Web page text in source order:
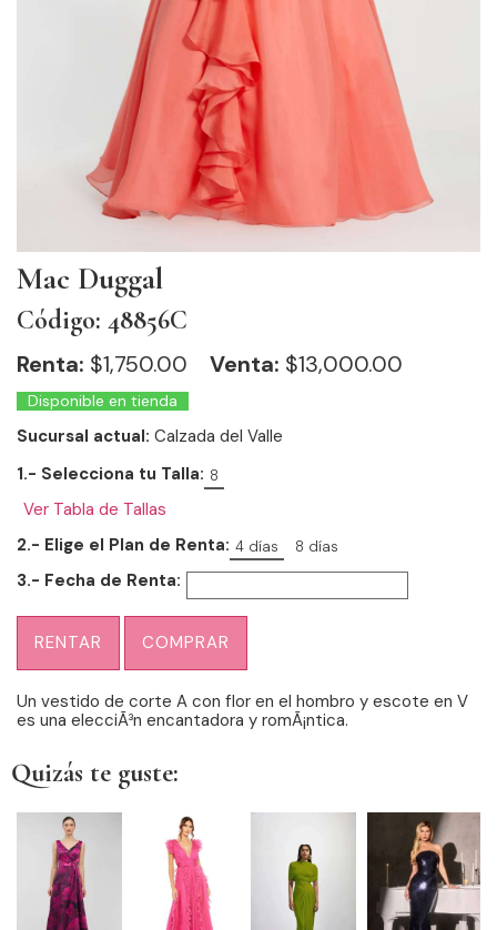
Mac Duggal
Código: 48856C
Renta: $1,750.00 Venta: $13,000.00
Disponible en tienda
Sucursal actual: Calzada del Valle
1.- Selecciona tu Talla: 8
Ver Tabla de Tallas
2.- Elige el Plan de Renta: 4 días 8 días
3.- Fecha de Renta:
RENTAR COMPRAR
Un vestido de corte A con flor en el hombro y escote en V
es una elecciÃ³n encantadora y romÃ¡ntica.
Quizás te guste: